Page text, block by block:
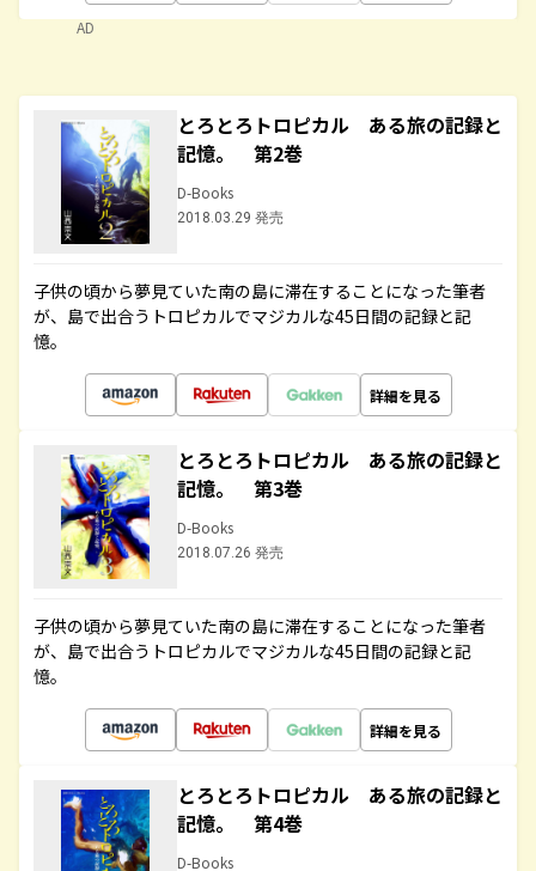
AD
とろとろトロピカル ある旅の記録と
記憶。 第2巻
D-Books
2018.03.29 発売
子供の頃から夢見ていた南の島に滞在することになった筆者
が、島で出合うトロピカルでマジカルな45日間の記録と記
憶。
詳細を見る
とろとろトロピカル ある旅の記録と
記憶。 第3巻
D-Books
2018.07.26 発売
子供の頃から夢見ていた南の島に滞在することになった筆者
が、島で出合うトロピカルでマジカルな45日間の記録と記
憶。
詳細を見る
とろとろトロピカル ある旅の記録と
記憶。 第4巻
D-Books